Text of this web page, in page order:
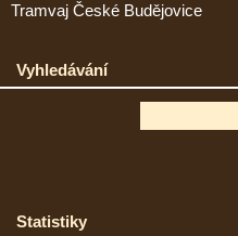
Tramvaj České Budějovice
Vyhledávání
Statistiky